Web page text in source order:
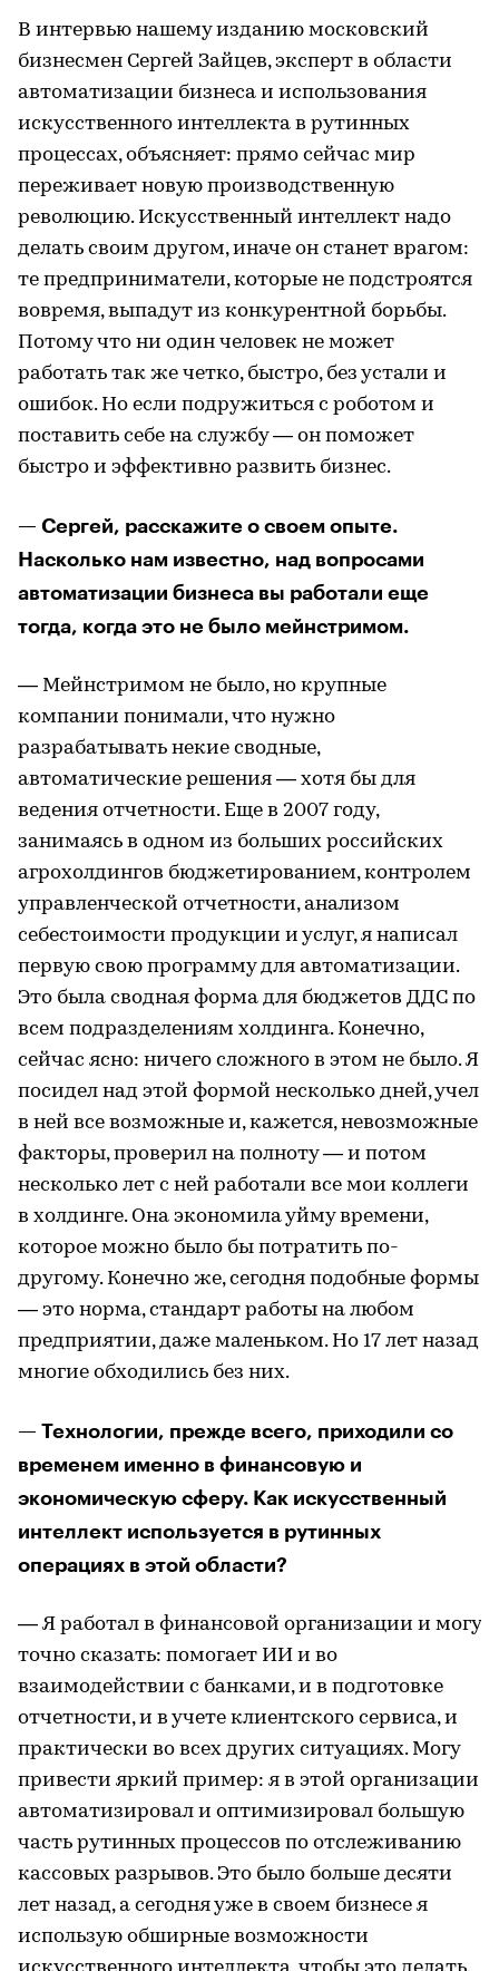
В интервью нашему изданию московский
бизнесмен Сергей Зайцев, эксперт в области
автоматизации бизнеса и использования
искусственного интеллекта в рутинных
процессах, объясняет: прямо сейчас мир
переживает новую производственную
революцию. Искусственный интеллект надо
делать своим другом, иначе он станет врагом:
те предприниматели, которые не подстроятся
вовремя, выпадут из конкурентной борьбы.
Потому что ни один человек не может
работать так же четко, быстро, без устали и
ошибок. Но если подружиться с роботом и
поставить себе на службу — он поможет
быстро и эффективно развить бизнес.
— Сергей, расскажите о своем опыте.
Насколько нам известно, над вопросами
автоматизации бизнеса вы работали еще
тогда, когда это не было мейнстримом.
— Мейнстримом не было, но крупные
компании понимали, что нужно
разрабатывать некие сводные,
автоматические решения — хотя бы для
ведения отчетности. Еще в 2007 году,
занимаясь в одном из больших российских
агрохолдингов бюджетированием, контролем
управленческой отчетности, анализом
себестоимости продукции и услуг, я написал
первую свою программу для автоматизации.
Это была сводная форма для бюджетов ДДС по
всем подразделениям холдинга. Конечно,
сейчас ясно: ничего сложного в этом не было. Я
посидел над этой формой несколько дней, учел
в ней все возможные и, кажется, невозможные
факторы, проверил на полноту — и потом
несколько лет с ней работали все мои коллеги
в холдинге. Она экономила уйму времени,
которое можно было бы потратить по-
другому. Конечно же, сегодня подобные формы
— это норма, стандарт работы на любом
предприятии, даже маленьком. Но 17 лет назад
многие обходились без них.
— Технологии, прежде всего, приходили со
временем именно в финансовую и
экономическую сферу. Как искусственный
интеллект используется в рутинных
операциях в этой области?
— Я работал в финансовой организации и могу
точно сказать: помогает ИИ и во
взаимодействии с банками, и в подготовке
отчетности, и в учете клиентского сервиса, и
практически во всех других ситуациях. Могу
привести яркий пример: я в этой организации
автоматизировал и оптимизировал большую
часть рутинных процессов по отслеживанию
кассовых разрывов. Это было больше десяти
лет назад, а сегодня уже в своем бизнесе я
использую обширные возможности